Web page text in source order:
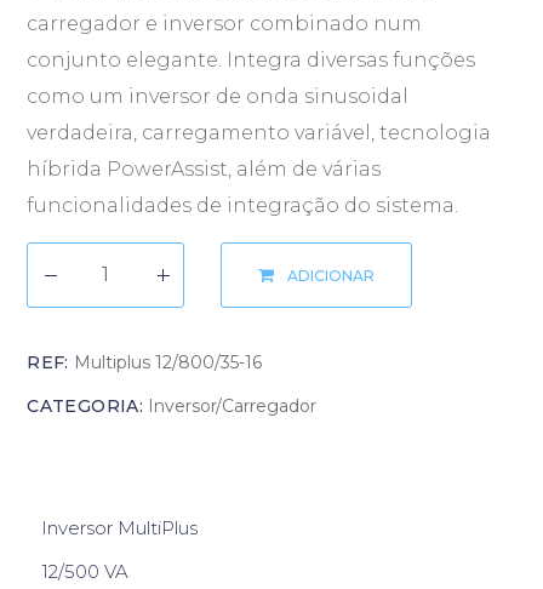
carregador e inversor combinado num
conjunto elegante. Integra diversas funções
como um inversor de onda sinusoidal
verdadeira, carregamento variável, tecnologia
híbrida PowerAssist, além de várias
funcionalidades de integração do sistema.
ADICIONAR
REF: Multiplus 12/800/35-16
CATEGORIA: Inversor/Carregador
Inversor MultiPlus
12/500 VA